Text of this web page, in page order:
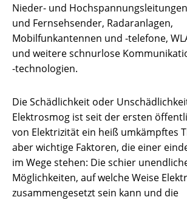
Nieder- und
und Fernsehsender, Radaranlagen,
Mobilfunkantennen und -telefone,
und weitere schnurlose
-technologien.
Die Schädlichkeit oder
Elektrosmog ist seit der ersten
von Elektrizität ein heiß umkämpftes
aber wichtige Faktoren, die einer
im Wege stehen: Die schier
Möglichkeiten, auf welche Weise
zusammengesetzt sein kann und die